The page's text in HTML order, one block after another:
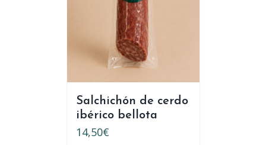
Salchichón de cerdo
ibérico bellota
14,50€